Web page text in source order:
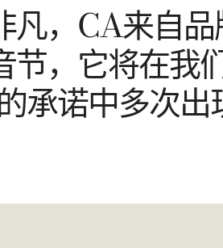
凡，CA来自
，它将在我
承诺中多次出